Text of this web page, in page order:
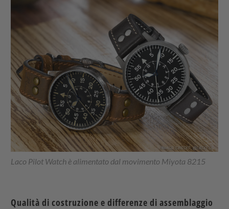
Laco Pilot Watch è alimentato dal movimento Miyota 8215
Qualità di costruzione e differenze di assemblaggio